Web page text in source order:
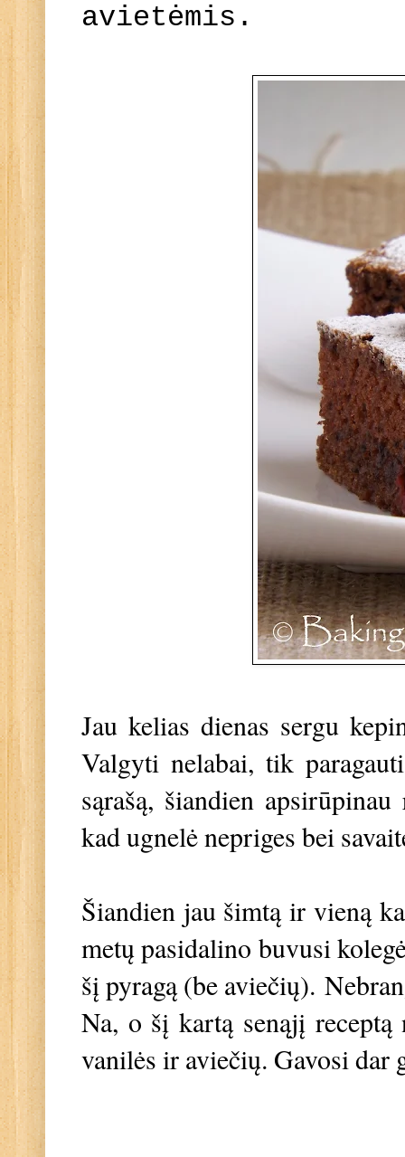
avietėmis.
Jau kelias dienas sergu
Valgyti nelabai, tik
sąrašą, šiandien
kad ugnelė nepriges bei
Šiandien jau šimtą ir vieną
metų pasidalino buvusi
šį pyragą (be aviečių).
Na, o šį kartą senąjį
vanilės ir aviečių. Gavosi dar